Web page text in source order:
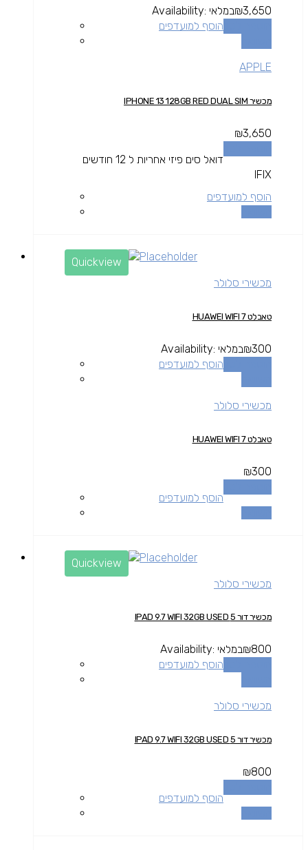
₪3,650
Availability: במלאי
הוסף למועדפים
APPLE
מכשיר IPHONE 13 128GB RED DUAL SIM
₪3,650
דואל סים פיזי אחריות ל 12 חודשים
IFIX
הוסף למועדפים
Quickview
מכשירי סלולר
טאבלט HUAWEI WIFI 7
₪300
Availability: במלאי
הוסף למועדפים
מכשירי סלולר
טאבלט HUAWEI WIFI 7
₪300
הוסף למועדפים
Quickview
מכשירי סלולר
מכשיר דור 5 IPAD 9.7 WIFI 32GB USED
₪800
Availability: במלאי
הוסף למועדפים
מכשירי סלולר
מכשיר דור 5 IPAD 9.7 WIFI 32GB USED
₪800
הוסף למועדפים